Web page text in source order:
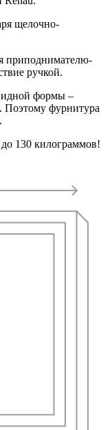
щелочно-
приподнимателю-
ручкой.
формы –
Поэтому фурнитура
130 килограммов!